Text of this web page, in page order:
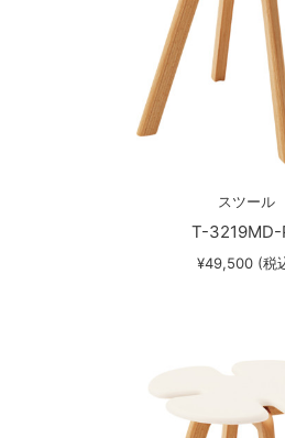
スツール
T-3219MD-
¥49,500 (税